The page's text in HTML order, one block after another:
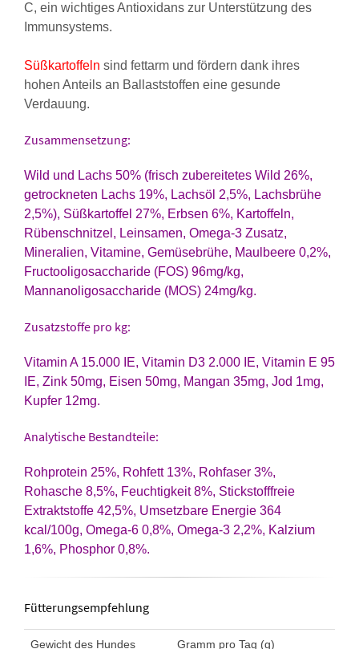
C, ein wichtiges Antioxidans zur Unterstützung des
Immunsystems.
Süßkartoffeln sind fettarm und fördern dank ihres
hohen Anteils an Ballaststoffen eine gesunde
Verdauung.
Zusammensetzung:
Wild und Lachs 50% (frisch zubereitetes Wild 26%,
getrockneten Lachs 19%, Lachsöl 2,5%, Lachsbrühe
2,5%), Süßkartoffel 27%, Erbsen 6%, Kartoffeln,
Rübenschnitzel, Leinsamen, Omega-3 Zusatz,
Mineralien, Vitamine, Gemüsebrühe, Maulbeere 0,2%,
Fructooligosaccharide (FOS) 96mg/kg,
Mannanoligosaccharide (MOS) 24mg/kg.
Zusatzstoffe pro kg:
Vitamin A 15.000 IE, Vitamin D3 2.000 IE, Vitamin E 95
IE, Zink 50mg, Eisen 50mg, Mangan 35mg, Jod 1mg,
Kupfer 12mg.
Analytische Bestandteile:
Rohprotein 25%, Rohfett 13%, Rohfaser 3%,
Rohasche 8,5%, Feuchtigkeit 8%, Stickstofffreie
Extraktstoffe 42,5%, Umsetzbare Energie 364
kcal/100g, Omega-6 0,8%, Omega-3 2,2%, Kalzium
1,6%, Phosphor 0,8%.
Fütterungsempfehlung
Gewicht des Hundes Gramm pro Tag (g)